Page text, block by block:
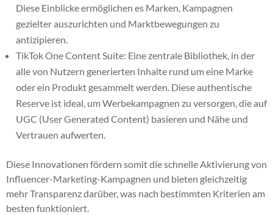
Diese Einblicke ermöglichen es Marken, Kampagnen
gezielter auszurichten und Marktbewegungen zu
antizipieren.
TikTok One Content Suite: Eine zentrale Bibliothek, in der
alle von Nutzern generierten Inhalte rund um eine Marke
oder ein Produkt gesammelt werden. Diese authentische
Reserve ist ideal, um Werbekampagnen zu versorgen, die auf
UGC (User Generated Content) basieren und Nähe und
Vertrauen aufwerten.
Diese Innovationen fördern somit die schnelle Aktivierung von
Influencer-Marketing-Kampagnen und bieten gleichzeitig
mehr Transparenz darüber, was nach bestimmten Kriterien am
besten funktioniert.